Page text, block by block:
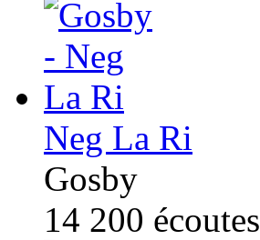
Neg La Ri
Gosby
14 200 écoutes